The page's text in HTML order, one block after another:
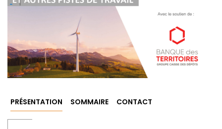
PRÉSENTATION SOMMAIRE CONTACT